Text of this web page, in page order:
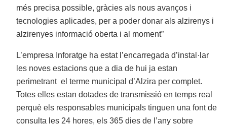
més precisa possible, gràcies als nous avanços i
tecnologies aplicades, per a poder donar als alzirenys i
alzirenyes informació oberta i al moment”
L’empresa Inforatge ha estat l’encarregada d’instal·lar
les noves estacions que a dia de hui ja estan
perimetrant el terme municipal d’Alzira per complet.
Totes elles estan dotades de transmissió en temps real
perquè els responsables municipals tinguen una font de
consulta les 24 hores, els 365 dies de l’any sobre